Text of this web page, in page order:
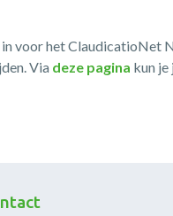
voor het ClaudicatioNet
Via deze pagina kun je